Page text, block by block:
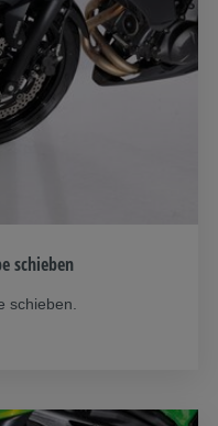
schieben
schieben.